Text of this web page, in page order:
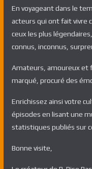
En voyageant dans le
acteurs qui ont fait vivre
ceux les plus
connus, inconnus,
Amateurs, amoureux et
marqué, procuré des
Enrichissez ainsi votre
épisodes en lisant une
statistiques publiés sur
Bonne visite,